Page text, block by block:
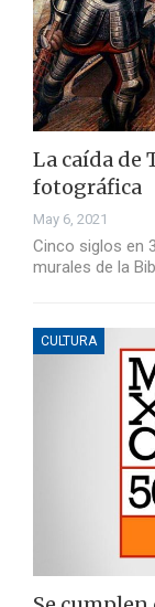
La caída de
fotográfica
May 6, 2021
Cinco siglos en
murales de la
CULTURA